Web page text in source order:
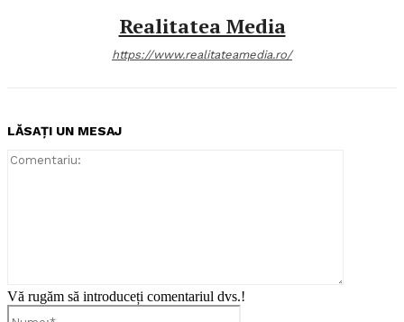
Realitatea Media
https://www.realitateamedia.ro/
LĂSAȚI UN MESAJ
Vă rugăm să introduceți comentariul dvs.!